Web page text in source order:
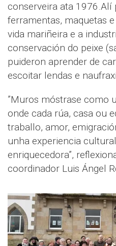
conserveira ata 1976.Alí
ferramentas, maquetas
vida mariñeira e a
conservación do peixe
puideron aprender de
escoitar lendas e
”Muros móstrase como
onde cada rúa, casa ou
traballo, amor,
unha experiencia
enriquecedora”,
coordinador Luis Ángel